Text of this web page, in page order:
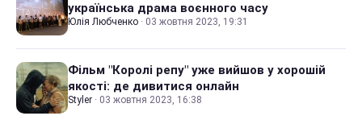
українська драма воєнного часу
Юлія Любченко · 03 жовтня 2023, 19:31
Фільм "Королі репу" уже вийшов у хорошій
якості: де дивитися онлайн
Styler · 03 жовтня 2023, 16:38